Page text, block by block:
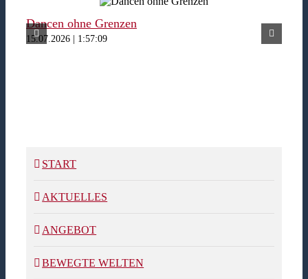
Dancen ohne Grenzen
15.07.2026 | 1:57:09
START
AKTUELLES
ANGEBOT
BEWEGTE WELTEN